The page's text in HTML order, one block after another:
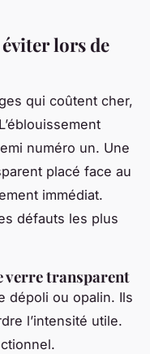
lors de
qui coûtent cher,
numéro un. Une
placé face au
immédiat.
défauts les plus
verre transparent
dépoli ou opalin. Ils
l’intensité utile.